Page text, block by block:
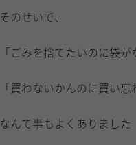
そのせいで、
「ごみを捨てたいのに袋が
「買わないかんのに買い忘
なんて事もよくありました